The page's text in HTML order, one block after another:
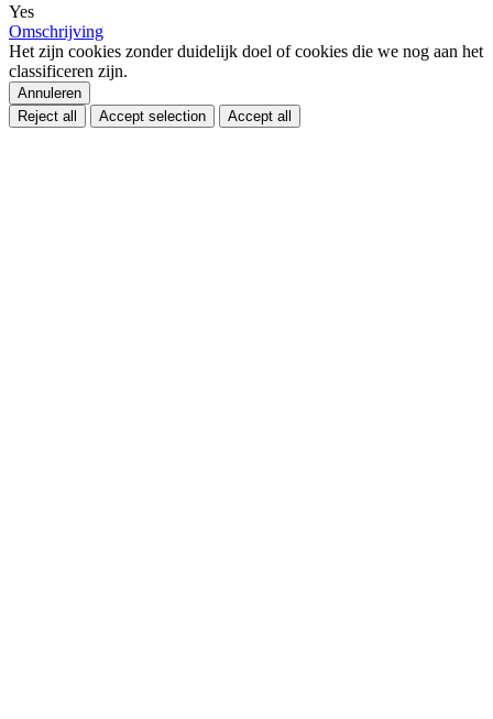
Yes
Omschrijving
Het zijn cookies zonder duidelijk doel of cookies die we nog aan het
classificeren zijn.
Annuleren
Reject all
Accept selection Accept all